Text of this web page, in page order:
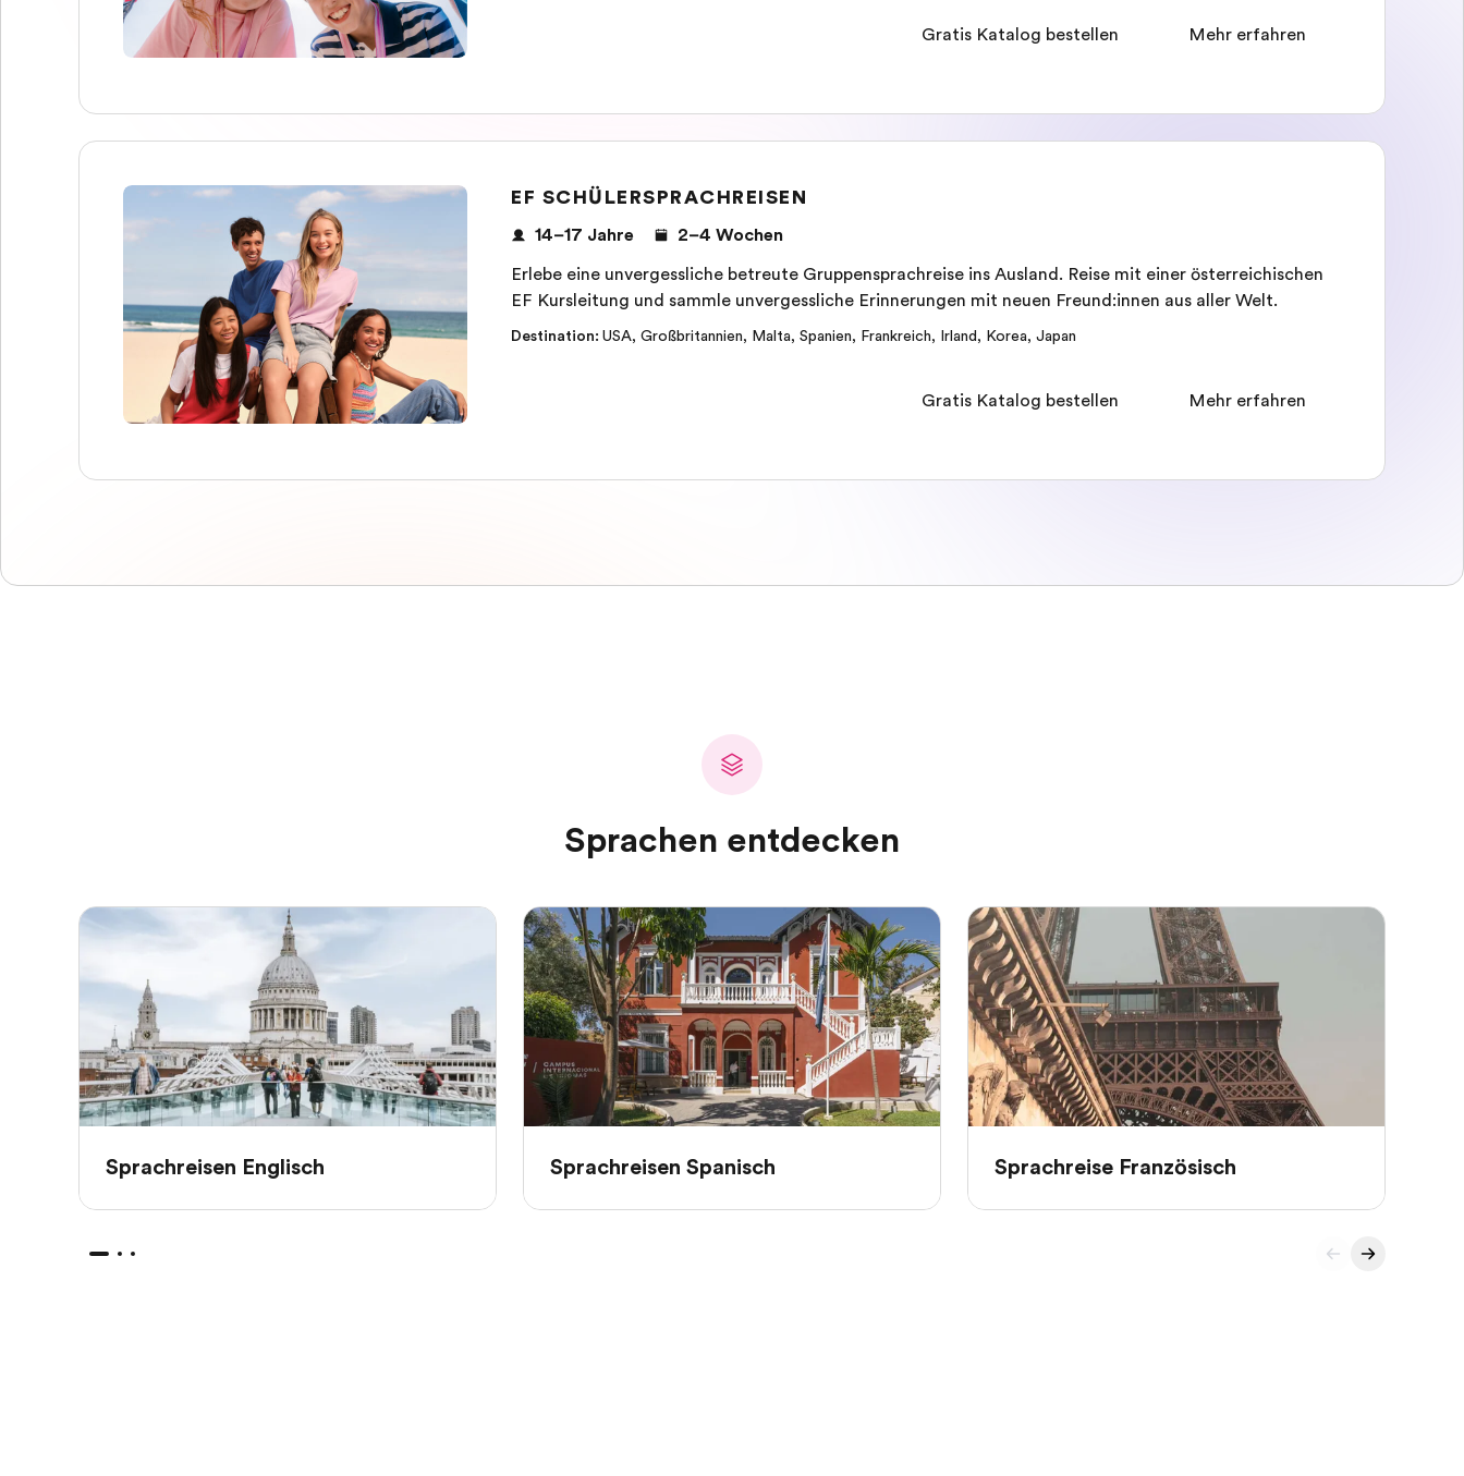
Mehr erfahren
Gratis Katalog bestellen
EF SCHÜLERSPRACHREISEN
14–17 Jahre
2–4 Wochen
Erlebe eine unvergessliche betreute Gruppensprachreise ins Ausland. Reise mit einer österreichischen
EF Kursleitung und sammle unvergessliche Erinnerungen mit neuen Freund:innen aus aller Welt.
Destination: USA, Großbritannien, Malta, Spanien, Frankreich, Irland, Korea, Japan
Mehr erfahren
Gratis Katalog bestellen
Sprachen entdecken
Sprachreisen Englisch Sprachreisen Spanisch Sprachreise Französisch